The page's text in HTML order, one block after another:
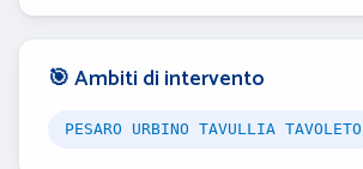
🎯 Ambiti di intervento
PESARO URBINO TAVULLIA TAVOLETO